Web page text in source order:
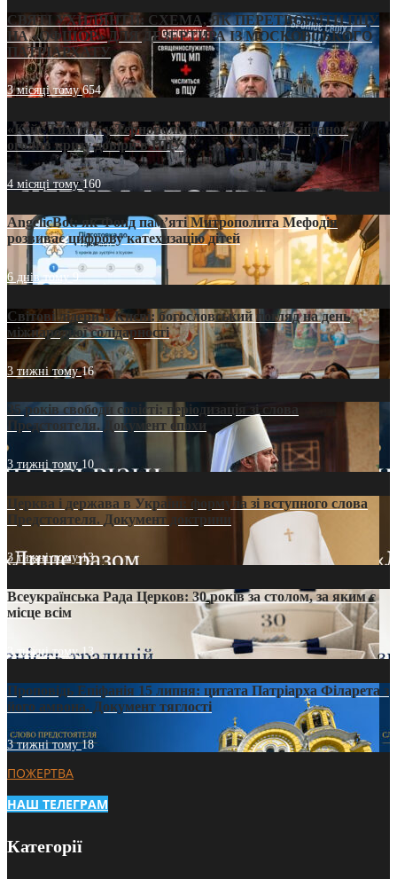
СВЯТІ УХИЛЯНТИ: СХЕМА, ЯК ПЕРЕТВОРИТИ ПЦУ
НА «ОФШОР» ДЛЯ ДЕЗЕРТИРА ІЗ МОСКОВСЬКОГО
ПАТРІАРХАТУ
3 місяці тому654
«Кейс Тихона» у Тернополі: як Молитовний сніданок
оголив кризу довіри в ПЦУ
4 місяці тому160
AngelicBot: як Фонд пам’яті Митрополита Мефодія
розвиває цифрову катехизацію дітей
6 днів тому9
Світові лідери в Києві: богословський погляд на день
міжнародної солідарності
3 тижні тому16
35 років свободи совісті: періодизація зі слова
Предстоятеля. Документ епохи
3 тижні тому 10
Церква і держава в Україні: формула зі вступного слова
Предстоятеля. Документ доктрини
3 тижні тому13
Всеукраїнська Рада Церков: 30 років за столом, за яким є
місце всім
3 тижні тому13
Проповідь Епіфанія 15 липня: цитата Патріарха Філарета з
його амвона. Документ тяглості
3 тижні тому18
ПОЖЕРТВА
НАШ ТЕЛЕГРАМ
Категорії